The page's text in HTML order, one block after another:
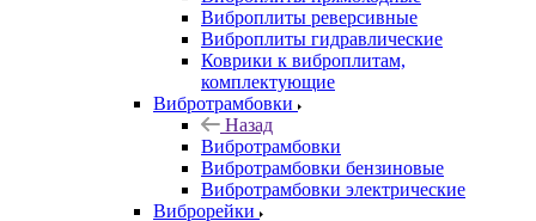
Виброплиты реверсивные
Виброплиты гидравлические
Коврики к виброплитам,
комплектующие
Вибротрамбовки
Назад
Вибротрамбовки
Вибротрамбовки бензиновые
Вибротрамбовки электрические
Виброрейки